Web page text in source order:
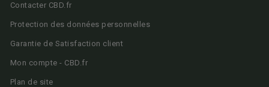
Contacter CBD.fr
Protection des données personnelles
Garantie de Satisfaction client
Mon compte - CBD.fr
Plan de site